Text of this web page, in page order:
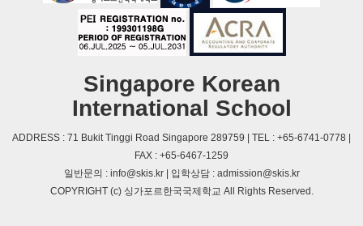
Singapore Korean
International School
ADDRESS : 71 Bukit Tinggi Road Singapore 289759 | TEL : +65-6741-0778 |
FAX : +65-6467-1259
일반문의 : info@skis.kr | 입학상담 : admission@skis.kr
COPYRIGHT (c) 싱가포르한국국제학교 All Rights Reserved.